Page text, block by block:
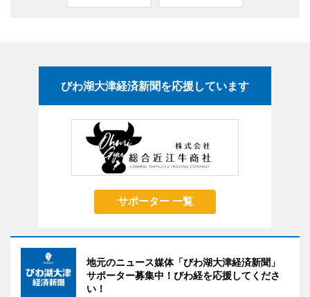
びわ湖大津経済新聞を応援しています
サポーター 一覧
地元のニュース媒体「びわ湖大津経済新聞」
サポーター募集中！びわ経を応援してくださ
い！